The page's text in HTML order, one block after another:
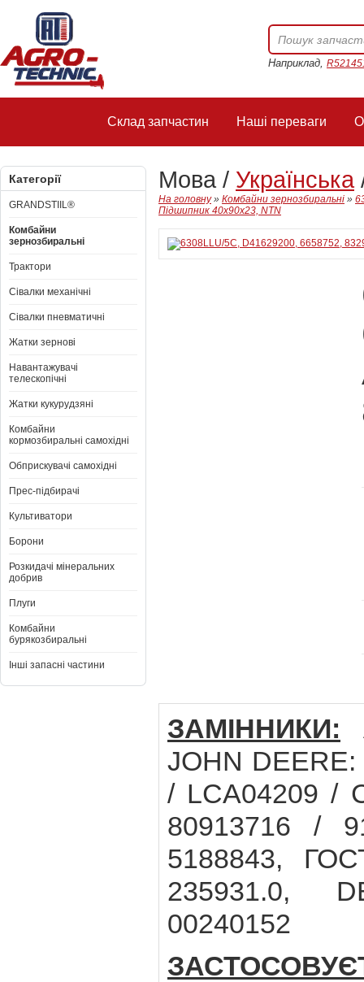
Наприклад,
Склад запчастин Наші переваги
Категорії
GRANDSTIIL®
Комбайни
зернозбиральні
Трактори
Сівалки механічні
Сівалки пневматичні
Жатки зернові
Навантажувачі
телескопічні
Жатки кукурудзяні
Комбайни
кормозбиральні самохідні
Обприскувачі самохідні
Прес-підбирачі
Культиватори
Борони
Розкидачі мінеральних
добрив
Плуги
Комбайни
бурякозбиральні
Інші запасні частини
Мова / Українська
На головну» Комбайни зернозбиральні »
Підшипник 40x90x23, NTN
ЗАМІННИКИ:
JOHN
/ LCA04209 /
80913716 /
5188843,
235931.0,
00240152